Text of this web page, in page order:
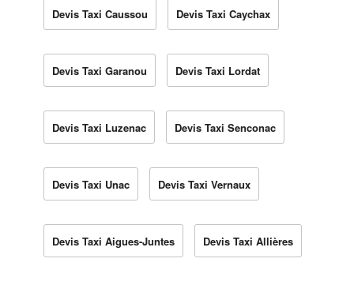
Devis Taxi Caussou Devis Taxi Caychax
Devis Taxi Garanou Devis Taxi Lordat
Devis Taxi Luzenac Devis Taxi Senconac
Devis Taxi Unac Devis Taxi Vernaux
Devis Taxi Aigues-Juntes Devis Taxi Allières